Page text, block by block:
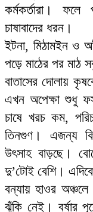
কর্মকর্তারা। ফলে
চাষাবাদের ধরন।
ইটনা, মিঠামইন ও
পড়ে মাঠের পর মাঠ
বাতাসের দোলায়
এখন অপেক্ষা শুধু
চাষে খরচ কম,
তিনগুণ। এজন্য
উৎসাহ বাড়ছে।
দু’টোই বেশি।
বন্যায় হাওর অঞ্চলে
ঝুঁকি নেই। বর্ষার